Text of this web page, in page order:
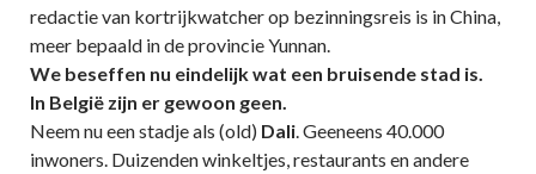
redactie van kortrijkwatcher op bezinningsreis is in China,
meer bepaald in de provincie Yunnan.
We beseffen nu eindelijk wat een bruisende stad is.
In België zijn er gewoon geen.
Neem nu een stadje als (old) Dali. Geeneens 40.000
inwoners. Duizenden winkeltjes, restaurants en andere